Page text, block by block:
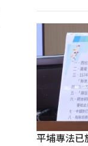
平埔專法已